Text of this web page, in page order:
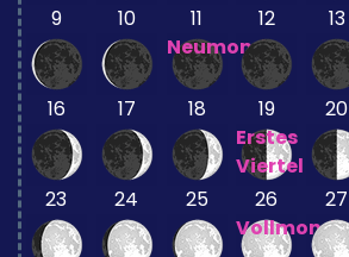
9 10
11
Neumond
12 13
16 17 18
19
Erstes
Viertel
20
23 24 25
26
Vollmond
27